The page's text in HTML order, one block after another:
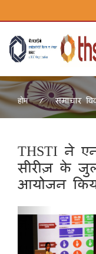
होम समाचार
THSTI ने
सीरीज़ के
आयोजन
Previous